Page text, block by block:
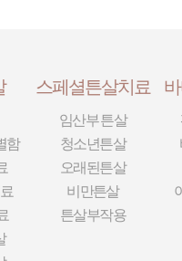
함
스페셜튼살치료
임산부 튼살
청소년튼살
오래된튼살
비만튼살
튼살부작용